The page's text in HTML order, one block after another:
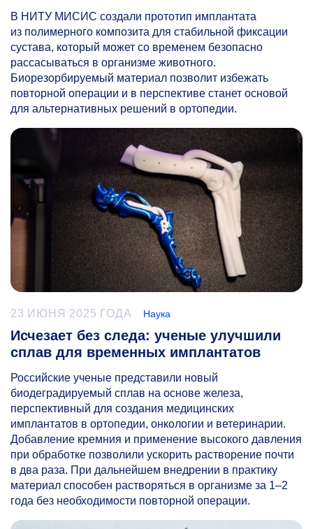
В НИТУ МИСИС создали прототип имплантата
из полимерного композита для стабильной фиксации
сустава, который может со временем безопасно
рассасываться в организме животного.
Биорезорбируемый материал позволит избежать
повторной операции и в перспективе станет основой
для альтернативных решений в ортопедии.
23 ИЮНЯ 2025 ГОДА Наука
Исчезает без следа: ученые улучшили
сплав для временных имплантатов
Российские ученые представили новый
биодеградируемый сплав на основе железа,
перспективный для создания медицинских
имплантатов в ортопедии, онкологии и ветеринарии.
Добавление кремния и применение высокого давления
при обработке позволили ускорить растворение почти
в два раза. При дальнейшем внедрении в практику
материал способен растворяться в организме за 1–2
года без необходимости повторной операции.